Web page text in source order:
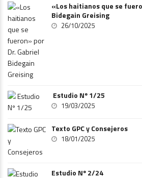
«Los haitianos que se
Bidegain Greising
26/10/2025
Estudio Nº 1/25
19/03/2025
Texto GPC y Consejeros
18/01/2025
Estudio Nº 2/24